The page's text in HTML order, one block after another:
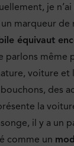
je n’ai
marqueur de
équivaut
parlons même
voiture
des
la
il y a un
comme un